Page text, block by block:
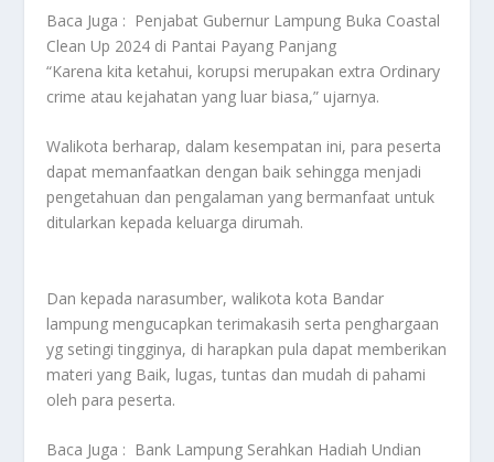
Baca Juga : Penjabat Gubernur Lampung Buka Coastal
Clean Up 2024 di Pantai Payang Panjang
“Karena kita ketahui, korupsi merupakan extra Ordinary
crime atau kejahatan yang luar biasa,” ujarnya.
Walikota berharap, dalam kesempatan ini, para peserta
dapat memanfaatkan dengan baik sehingga menjadi
pengetahuan dan pengalaman yang bermanfaat untuk
ditularkan kepada keluarga dirumah.
Dan kepada narasumber, walikota kota Bandar
lampung mengucapkan terimakasih serta penghargaan
yg setingi tingginya, di harapkan pula dapat memberikan
materi yang Baik, lugas, tuntas dan mudah di pahami
oleh para peserta.
Baca Juga : Bank Lampung Serahkan Hadiah Undian